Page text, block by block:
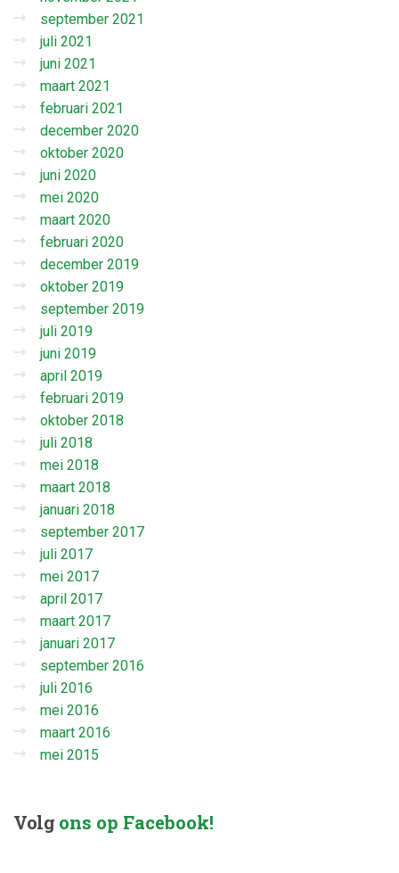
september 2021
juli 2021
juni 2021
maart 2021
februari 2021
december 2020
oktober 2020
juni 2020
mei 2020
maart 2020
februari 2020
december 2019
oktober 2019
september 2019
juli 2019
juni 2019
april 2019
februari 2019
oktober 2018
juli 2018
mei 2018
maart 2018
januari 2018
september 2017
juli 2017
mei 2017
april 2017
maart 2017
januari 2017
september 2016
juli 2016
mei 2016
maart 2016
mei 2015
Volgons op Facebook!